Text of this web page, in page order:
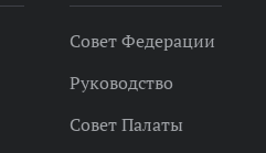
Совет Федерации
Руководство
Совет Палаты